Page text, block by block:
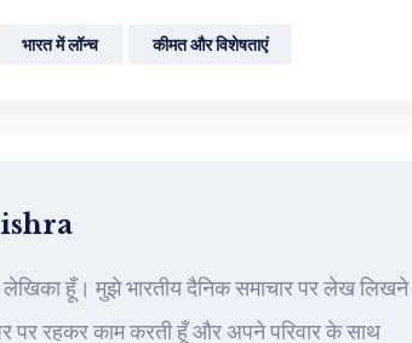
भारत में लॉन्च कीमत और विशेषताएं
लेखिका हूँ। मुझे भारतीय दैनिक समाचार पर लेख लिखने
पर रहकर काम करती हूँ और अपने परिवार के साथ